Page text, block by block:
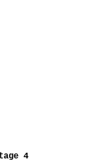
Dos
U23
4